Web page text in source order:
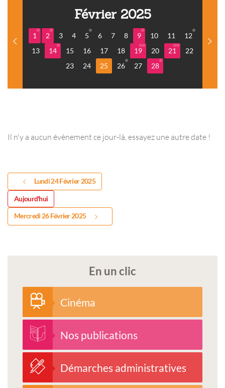
Février 2025
1 2 3 4 5 6 7 8 9 10 11
12
13
14 15 16 17 18 19 20 21
22
23
24 25 26 27 28
Il n'y a aucun évènement ce jour-là, essayez une autre date !
Lundi 24 Février 2025
Aujourd'hui
Mercredi 26 Février 2025
En un clic
Cinéma
Nos publications
Démarches administratives